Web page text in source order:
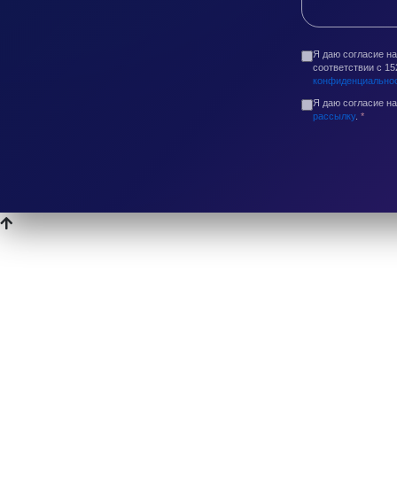
Я даю согласие
соответствии с
Я даю согласие
рассылку. *